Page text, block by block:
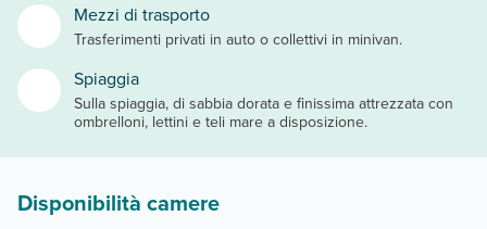
Mezzi di trasporto
Trasferimenti privati in auto o collettivi in minivan.
Spiaggia
Sulla spiaggia, di sabbia dorata e finissima attrezzata con
ombrelloni, lettini e teli mare a disposizione.
Disponibilità camere